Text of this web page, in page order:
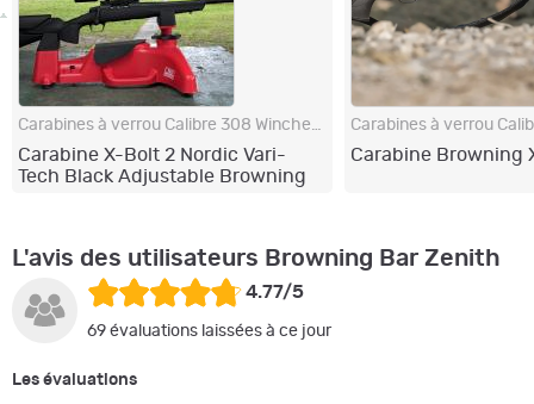
Carabines à verrou Calibre 308 Winchester
Carabine X-Bolt 2 Nordic Vari-
Tech Black Adjustable Browning
Carabine Browning
L'avis des utilisateurs Browning Bar Zenith
4.77/5
69 évaluations laissées à ce jour
Les évaluations